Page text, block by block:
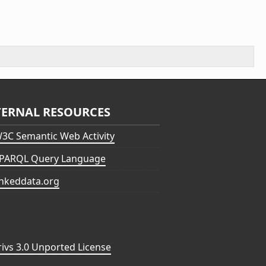
RESOURCES
Semantic Web Activity
Query Language
3.0 Unported License